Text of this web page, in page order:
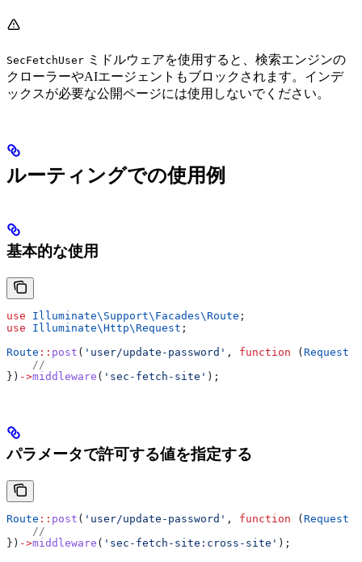
SecFetchUser ミドルウェアを使用すると、検索エンジンの
クローラーやAIエージェントもブロックされます。インデ
ックスが必要な公開ページには使用しないでください。
ルーティングでの使用例
基本的な使用
use Illuminate\Support\Facades\Route ;
use Illuminate\Http\Request ;
Route :: post ( 'user/update-password' , function (Request
    //
}) ->middleware ( 'sec-fetch-site' );
パラメータで許可する値を指定する
Route :: post ( 'user/update-password' , function ( Request
    //
}) ->middleware ( 'sec-fetch-site:cross-site' );